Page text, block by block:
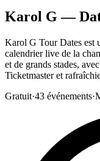
Karol G —
Karol G Tour Dates est
calendrier live de la
et de grands stades,
Ticketmaster et
Gratuit·43 événements·